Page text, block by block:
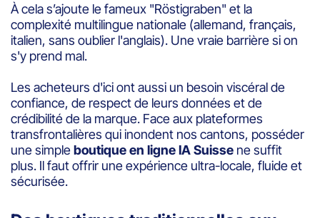
À cela s’ajoute le fameux "Röstigraben" et la
complexité multilingue nationale (allemand, français,
italien, sans oublier l'anglais). Une vraie barrière si on
s'y prend mal.
Les acheteurs d'ici ont aussi un besoin viscéral de
confiance, de respect de leurs données et de
crédibilité de la marque. Face aux plateformes
transfrontalières qui inondent nos cantons, posséder
une simpleboutique en ligne IA Suisse ne suffit
plus. Il faut offrir une expérience ultra-locale, fluide et
sécurisée.